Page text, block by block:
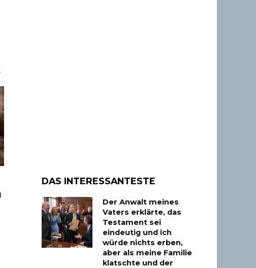
DAS INTERESSANTESTE
Der Anwalt meines
Vaters erklärte, das
Testament sei
eindeutig und ich
würde nichts erben,
aber als meine Familie
klatschte und der